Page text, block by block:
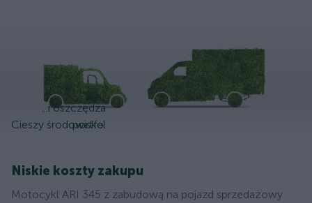
Cieszy środowisko.
...i oszczędza
portfel
Niskie koszty zakupu
Motocykl ARI 345 z zabudową na pojazd sprzedażowy